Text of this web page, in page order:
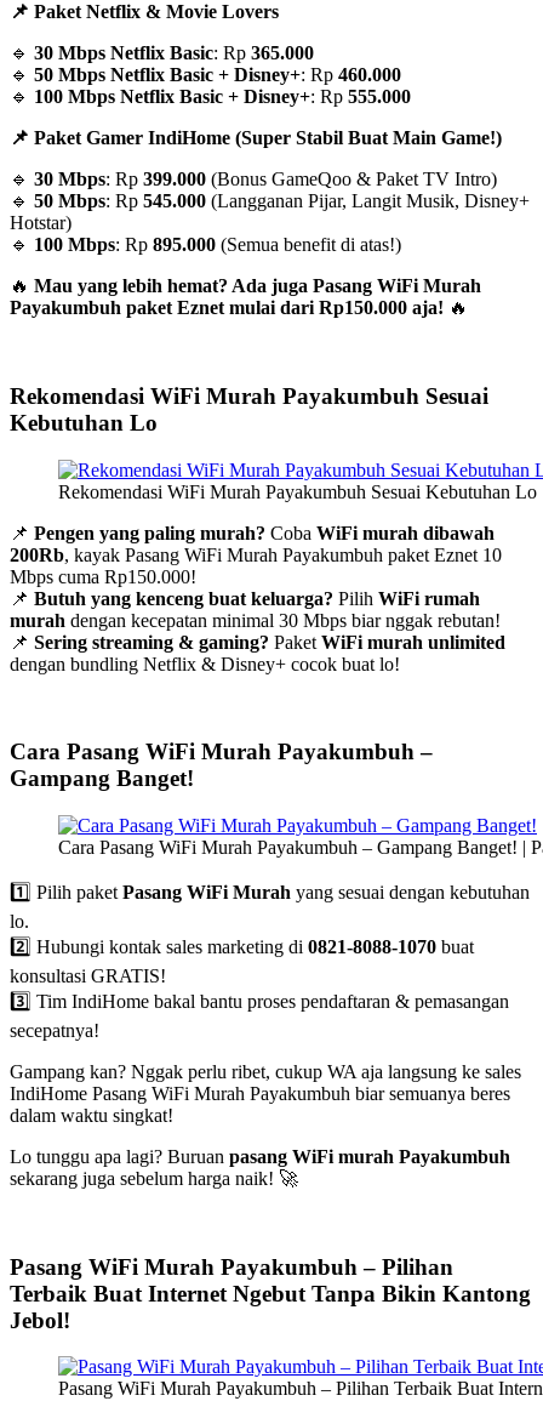
📌 Paket Netflix & Movie Lovers
🔹 30 Mbps Netflix Basic: Rp 365.000
🔹 50 Mbps Netflix Basic + Disney+: Rp 460.000
🔹 100 Mbps Netflix Basic + Disney+: Rp 555.000
📌 Paket Gamer IndiHome (Super Stabil Buat Main Game!)
🔹 30 Mbps: Rp 399.000 (Bonus GameQoo & Paket TV Intro)
🔹 50 Mbps: Rp 545.000 (Langganan Pijar, Langit Musik, Disney+
Hotstar)
🔹 100 Mbps: Rp 895.000 (Semua benefit di atas!)
🔥 Mau yang lebih hemat? Ada juga Pasang WiFi Murah
Payakumbuh paket Eznet mulai dari Rp150.000 aja! 🔥
Rekomendasi WiFi Murah Payakumbuh Sesuai
Kebutuhan Lo
Rekomendasi WiFi Murah Payakumbuh Sesuai Kebutuhan
📌 Pengen yang paling murah? Coba WiFi murah dibawah
200Rb, kayak Pasang WiFi Murah Payakumbuh paket Eznet 10
Mbps cuma Rp150.000!
📌 Butuh yang kenceng buat keluarga? Pilih WiFi rumah
murah dengan kecepatan minimal 30 Mbps biar nggak rebutan!
📌 Sering streaming & gaming? Paket WiFi murah unlimited
dengan bundling Netflix & Disney+ cocok buat lo!
Cara Pasang WiFi Murah Payakumbuh –
Gampang Banget!
Cara Pasang WiFi Murah Payakumbuh – Gampang Banget! |
1️⃣ Pilih paket Pasang WiFi Murah yang sesuai dengan kebutuhan
lo.
2️⃣ Hubungi kontak sales marketing di 0821-8088-1070 buat
konsultasi GRATIS!
3️⃣ Tim IndiHome bakal bantu proses pendaftaran & pemasangan
secepatnya!
Gampang kan? Nggak perlu ribet, cukup WA aja langsung ke sales
IndiHome Pasang WiFi Murah Payakumbuh biar semuanya beres
dalam waktu singkat!
Lo tunggu apa lagi? Buruan pasang WiFi murah Payakumbuh
sekarang juga sebelum harga naik! 🚀
Pasang WiFi Murah Payakumbuh – Pilihan
Terbaik Buat Internet Ngebut Tanpa Bikin Kantong
Jebol!
Pasang WiFi Murah Payakumbuh – Pilihan Terbaik Buat